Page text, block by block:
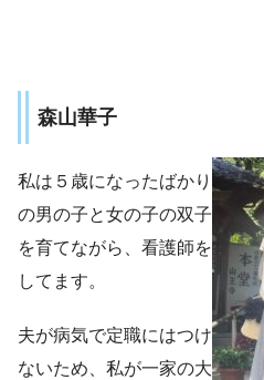
森山華子
私は５歳になったばかり
の男の子と女の子の双子
を育てながら、看護師を
してます。
夫が病気で定職にはつけ
ないため、私が一家の大